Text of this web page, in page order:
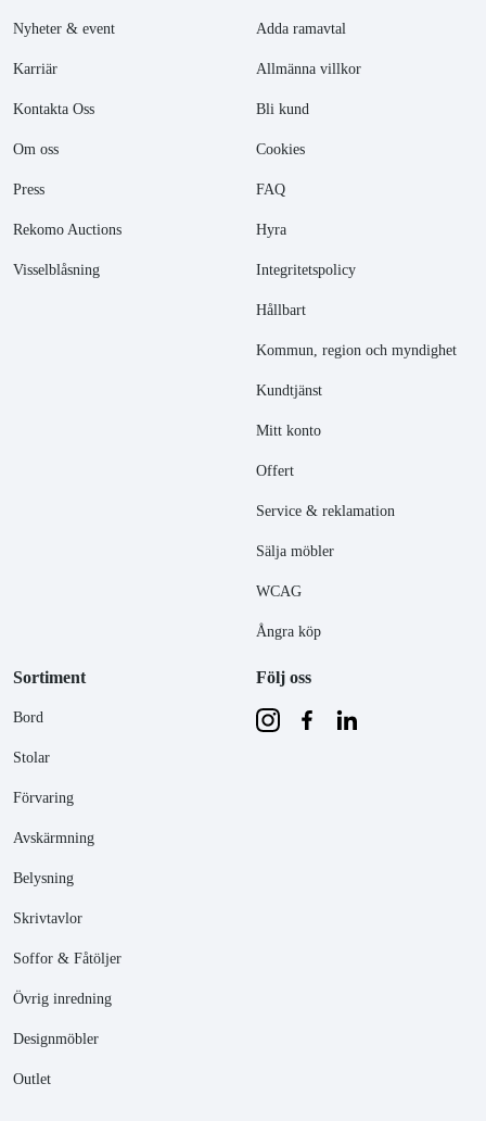
Nyheter & event
Karriär
Kontakta Oss
Om oss
Press
Rekomo Auctions
Visselblåsning
Adda ramavtal
Allmänna villkor
Bli kund
Cookies
FAQ
Hyra
Integritetspolicy
Hållbart
Kommun, region och myndighet
Kundtjänst
Mitt konto
Offert
Service & reklamation
Sälja möbler
WCAG
Ångra köp
Sortiment
Bord
Stolar
Förvaring
Avskärmning
Belysning
Skrivtavlor
Soffor & Fåtöljer
Övrig inredning
Designmöbler
Outlet
Följ oss